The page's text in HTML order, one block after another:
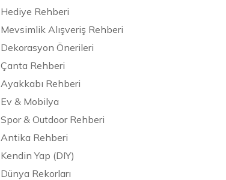
Hediye Rehberi
Mevsimlik Alışveriş Rehberi
Dekorasyon Önerileri
Çanta Rehberi
Ayakkabı Rehberi
Ev & Mobilya
Spor & Outdoor Rehberi
Antika Rehberi
Kendin Yap (DIY)
Dünya Rekorları